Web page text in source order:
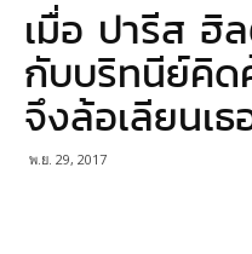
เมื่อ ปารีส ฮิ
กับบริทนีย์คิด
จึงล้อเลียนเ
พ.ย. 29, 2017